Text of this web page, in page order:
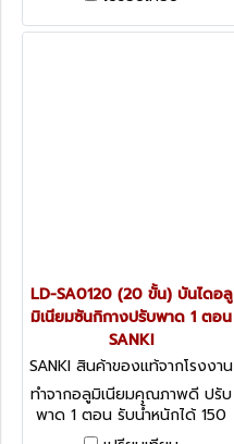
LD-SA0120 (20 ขั้น) บันไดอลู
มิเนียมซันกิกางปรับพาด 1 ตอน
SANKI
SANKI สินค้าของแท้จากโรงงาน
ผู้ผลิต LD-SA0120
ทำจากอลูมิเนียมคุณภาพดี ปรับ
พาด 1 ตอน รับน้ำหนักได้ 150
กก.